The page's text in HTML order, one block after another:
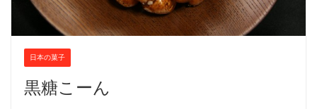
日本の菓子
黒糖こーん